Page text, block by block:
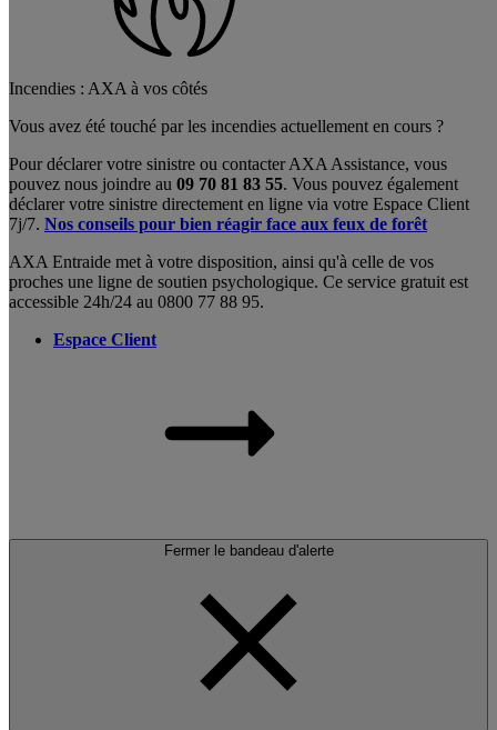
Incendies : AXA à vos côtés
Vous avez été touché par les incendies actuellement en cours ?
Pour déclarer votre sinistre ou contacter AXA Assistance, vous
pouvez nous joindre au 09 70 81 83 55. Vous pouvez également
déclarer votre sinistre directement en ligne via votre Espace Client
7j/7. Nos conseils pour bien réagir face aux feux de forêt
AXA Entraide met à votre disposition, ainsi qu'à celle de vos
proches une ligne de soutien psychologique. Ce service gratuit est
accessible 24h/24 au 0800 77 88 95.
Espace Client
Fermer le bandeau d'alerte